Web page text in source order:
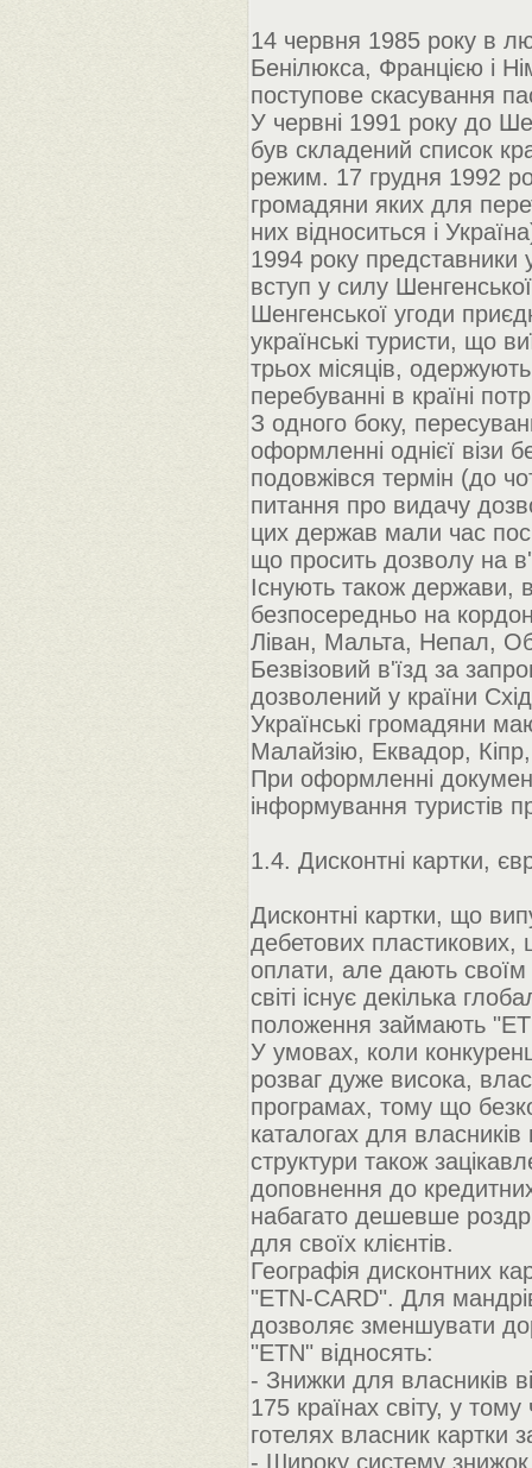
14 червня 1985 року в
Бенілюкса, Францією і
поступове скасування
У червні 1991 року до
був складений список
режим. 17 грудня 1992
громадяни яких для
них відноситься і
1994 року представники
вступ у силу
Шенгенської угоди
українські туристи, що
трьох місяців,
перебуванні в країні
З одного боку,
оформленні однієї візи
подовжівся термін (до
питання про видачу
цих держав мали час
що просить дозволу на
Існують також держави,
безпосередньо на
Ліван, Мальта, Непал,
Безвізовий в'їзд за
дозволений у країни
Українські громадяни
Малайзію, Еквадор,
При оформленні
інформування туристів
1.4. Дисконтні картки,
Дисконтні картки, що
дебетових пластикових,
оплати, але дають своїм
світі існує декілька
положення займають
У умовах, коли
розваг дуже висока,
програмах, тому що
каталогах для власників
структури також
доповнення до
набагато дешевше
для своїх клієнтів.
Географія дисконтних
"ETN-CARD". Для
дозволяє зменшувати
"ETN" відносять:
- Знижки для власників
175 країнах світу, у
готелях власник картки
- Широку систему